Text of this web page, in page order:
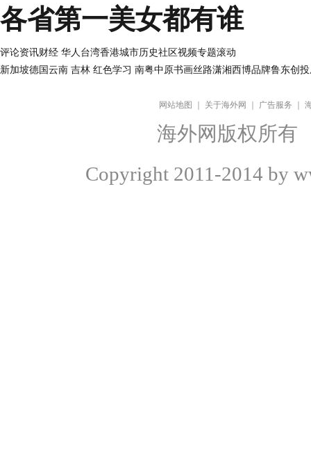
各省第一美女都有谁
评论资讯财经 华人 台湾香港城市历史社区视频专题滚动
新加坡德国 云南 吉林 红色学习 南粤中原书画丝路潇湘西博品牌鲁东创投
网站地图 关于海外网 广告服务
海外网版权所有
Copyright 2011-2014 by